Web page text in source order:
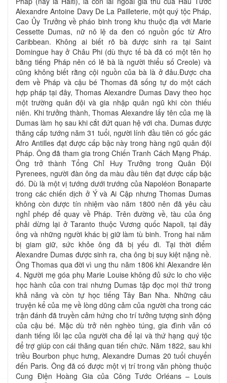
Alexandre Antoine Davy De La Pailleterie, một quý tộc Pháp,
Cao Ủy Trưởng về pháo binh trong khu thuộc địa với Marie
Cessette Dumas, nữ nô lệ da đen có nguồn gốc từ Afro
Caribbean. Không ai biết rõ bà được sinh ra tại Saint
Domingue hay ở Châu Phi (dù thực tế bà đã có một tên họ
bằng tiếng Pháp nên có lẽ bà là người thiểu số Creole) và
cũng không biết rằng cội nguồn của bà là ở đâu.Được cha
đem về Pháp và cậu bé Thomas đã sống tự do một cách
hợp pháp tại đây, Thomas Alexandre Dumas Davy theo học
một trường quân đội và gia nhập quân ngũ khi còn thiếu
niên. Khi trưởng thành, Thomas Alexandre lấy tên của mẹ là
Dumas làm họ sau khi cắt đứt quan hệ với cha. Dumas được
thăng cấp tướng năm 31 tuổi, người lính đầu tiên có gốc gác
Afro Antilles đạt được cấp bậc này trong hàng ngũ quân đội
Pháp. Ông đã tham gia trong Chiến Tranh Cách Mạng Pháp.
Ông trở thành Tổng Chỉ Huy Trưởng trong Quân Đội
Pyrenees, người đàn ông da màu đầu tiên đạt được cấp bậc
đó. Dù là một vị tướng dưới trướng của Napoléon Bonaparte
trong các chiến dịch ở Ý và Ai Cập nhưng Thomas Dumas
không còn được tín nhiệm vào năm 1800 nên đã yêu cầu
nghỉ phép để quay về Pháp. Trên đường về, tàu của ông
phải dừng lại ở Taranto thuộc Vương quốc Napoli, tại đây
ông và những người khác bị giữ làm tù binh. Trong hai năm
bị giam giữ, sức khỏe ông đã bị yếu đi. Tại thời điểm
Alexandre Dumas được sinh ra, cha ông bị suy kiệt nặng nề.
Ông Thomas qua đời vì ung thu năm 1806 khi Alexandre lên
4. Người mẹ góa phụ Marie Louise không đủ sức lo cho việc
học hành của con trai nhưng Dumas tập đọc mọi thứ trong
khả năng và còn tự học tiếng Tây Ban Nha. Những câu
truyện kể của mẹ về lòng dũng cảm của người cha trong các
trận đánh đã truyền cảm hứng cho trí tưởng tượng sinh động
của cậu bé. Mặc dù trở nên nghèo túng, gia đình vẫn có
danh tiếng lỗi lạc của người cha để lại và thứ hạng quý tộc
để trợ giúp con cái thăng quan tiến chức. Năm 1822, sau khi
triều Bourbon phục hưng, Alexandre Dumas 20 tuổi chuyển
đến Paris. Ông đã có được một vị trí trong văn phòng thuộc
Cung Điện Hoàng Gia của Công Tước Orléans – Louis